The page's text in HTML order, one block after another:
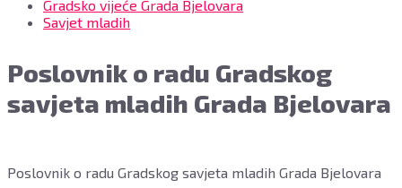
Gradsko vijeće Grada Bjelovara
Savjet mladih
Poslovnik o radu Gradskog
savjeta mladih Grada Bjelovara
Poslovnik o radu Gradskog savjeta mladih Grada Bjelovara